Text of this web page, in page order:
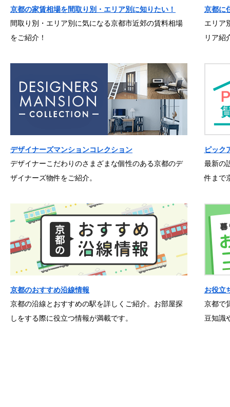
京都の家賃相場を間取り別・エリア別に知りたい！
間取り別・エリア別に気になる京都市近郊の賃料相場
をご紹介！
京都に
エリア
リア紹
デザイナーズマンションコレクション
デザイナーこだわりのさまざまな個性のある京都のデ
ザイナーズ物件をご紹介。
ピック
最新の
件まで
京都のおすすめ沿線情報
京都の沿線とおすすめの駅を詳しくご紹介。お部屋探
しをする際に役立つ情報が満載です。
お役立
京都で
豆知識